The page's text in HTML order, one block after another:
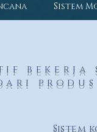
Sistem
bekerja
Sistem